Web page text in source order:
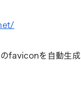
faviconを自動生成